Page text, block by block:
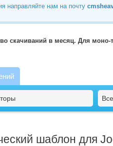
направляйте нам на почту
скачиваний в месяц. Для
шаблон для